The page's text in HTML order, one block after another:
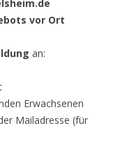
vor Ort
an:
Erwachsenen
Mailadresse (für